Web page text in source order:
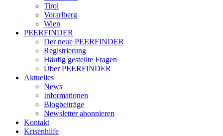
Tirol
Vorarlberg
Wien
PEERFINDER
Der neue PEERFINDER
Registrierung
Häufig gestellte Fragen
Über PEERFINDER
Aktuelles
News
Informationen
Blogbeiträge
Newsletter abonnieren
Kontakt
Krisenhilfe